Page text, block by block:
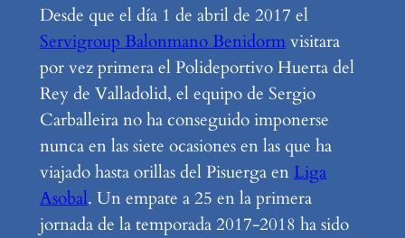
Desde que el día 1 de abril de 2017 el
Servigroup Balonmano Benidormvisitara
por vez primera el Polideportivo Huerta del
Rey de Valladolid, el equipo de Sergio
Carballeira no ha conseguido imponerse
nunca en las siete ocasiones en las que ha
viajado hasta orillas del Pisuerga enLiga
Asobal. Un empate a 25 en la primera
jornada de la temporada 2017-2018 ha sido